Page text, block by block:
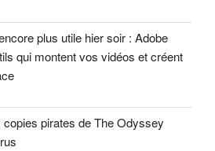
plus utile hier soir : Adobe
qui montent vos vidéos et créent
pirates de The Odyssey